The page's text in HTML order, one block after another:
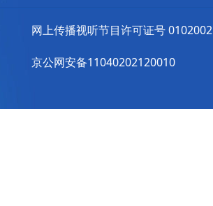
网上传播视听节目许可证号 0102002
京公网安备11040202120010